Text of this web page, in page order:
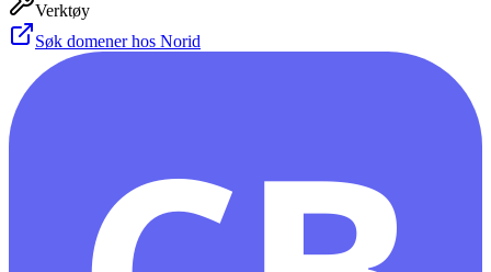
Verktøy
Søk domener hos Norid